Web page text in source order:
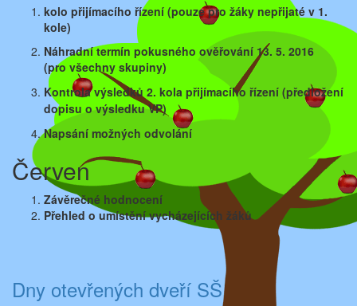
kolo přijímacího řízení (pouze pro žáky nepřijaté v 1.
kole)
Náhradní termín pokusného ověřování 13. 5. 2016
(pro všechny skupiny)
Kontrola výsledků 2. kola přijímacího řízení (předložení
dopisu o výsledku VP)
Napsání možných odvolání
Červen
Závěrečné hodnocení
Přehled o umístění vycházejících žáků
Dny otevřených dveří SŠ